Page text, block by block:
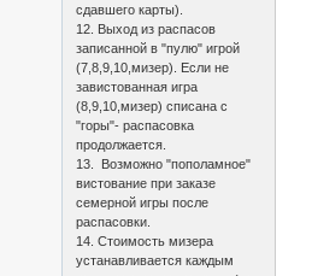
сдавшего карты).
12. Выход из распасов
записанной в "пулю" игрой
(7,8,9,10,мизер). Если не
завистованная игра
(8,9,10,мизер) списана с
"горы"- распасовка
продолжается.
13. Возможно "пополамное"
вистование при заказе
семерной игры после
распасовки.
14. Стоимость мизера
устанавливается каждым